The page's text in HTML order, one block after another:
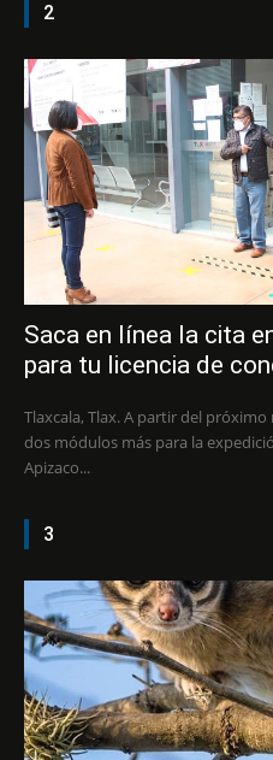
2
Saca en línea la cita
para tu licencia de
Tlaxcala, Tlax. A partir del
dos módulos más para la
Apizaco...
3